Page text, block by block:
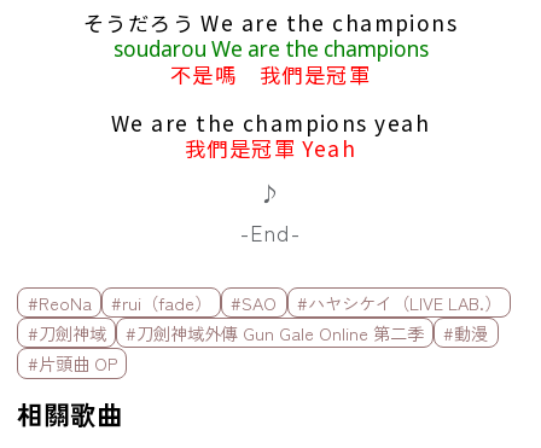
そうだろう We are the champions
soudarou We are the champions
不是嗎 我們是冠軍
We are the champions yeah
我們是冠軍 Yeah
♪
-End-
標籤欄
#ReoNa #rui（fade） #SAO
#ハヤシケイ（LIVE LAB.）
#刀劍神域
#刀劍神域外傳 Gun Gale Online 第二季
#動漫
#片頭曲 OP
相關歌曲